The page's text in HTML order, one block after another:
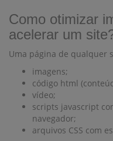
Como otimizar
acelerar um
Uma página de qualquer
imagens;
código html
vídeo;
scripts javascript
navegador;
arquivos CSS com